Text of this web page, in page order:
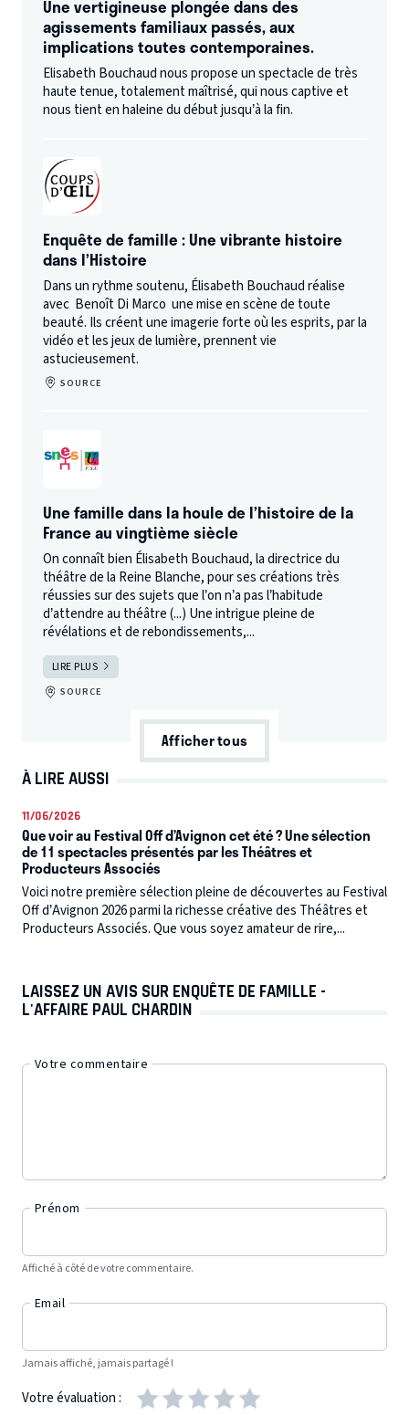
Une vertigineuse plongée dans des
agissements familiaux passés, aux
implications toutes contemporaines.
Elisabeth Bouchaud nous propose un spectacle de très
haute tenue, totalement maîtrisé, qui nous captive et
nous tient en haleine du début jusqu’à la fin.
Enquête de famille : Une vibrante histoire
dans l’Histoire
Dans un rythme soutenu, Élisabeth Bouchaud réalise
avec Benoît Di Marco une mise en scène de toute
beauté. Ils créent une imagerie forte où les esprits, par la
vidéo et les jeux de lumière, prennent vie
astucieusement.
SOURCE
Une famille dans la houle de l’histoire de la
France au vingtième siècle
On connaît bien Élisabeth Bouchaud, la directrice du
théâtre de la Reine Blanche, pour ses créations très
réussies sur des sujets que l’on n’a pas l’habitude
d’attendre au théâtre (...) Une intrigue pleine de
révélations et de rebondissements,...
LIRE PLUS
SOURCE
Afficher tous
À LIRE AUSSI
11/06/2026
Que voir au Festival Off d’Avignon cet été ? Une sélection
de 11 spectacles présentés par les Théâtres et
Producteurs Associés
Voici notre première sélection pleine de découvertes au Festival
Off d’Avignon 2026 parmi la richesse créative des Théâtres et
Producteurs Associés. Que vous soyez amateur de rire,...
LAISSEZ UN AVIS SUR ENQUÊTE DE FAMILLE -
L'AFFAIRE PAUL CHARDIN
Votre commentaire
Prénom
Affiché à côté de votre commentaire.
Email
Jamais affiché, jamais partagé !
Votre évaluation :